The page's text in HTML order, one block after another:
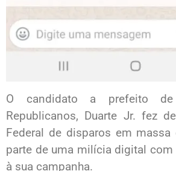
O candidato a prefeito
Republicanos, Duarte Jr. fez
Federal de disparos em
parte de uma milícia digital
à sua campanha.